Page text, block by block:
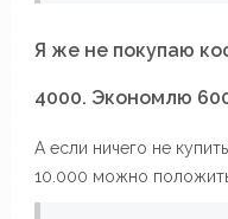
Я же не покупаю
4000. Экономлю
А если ничего не
10.000 можно